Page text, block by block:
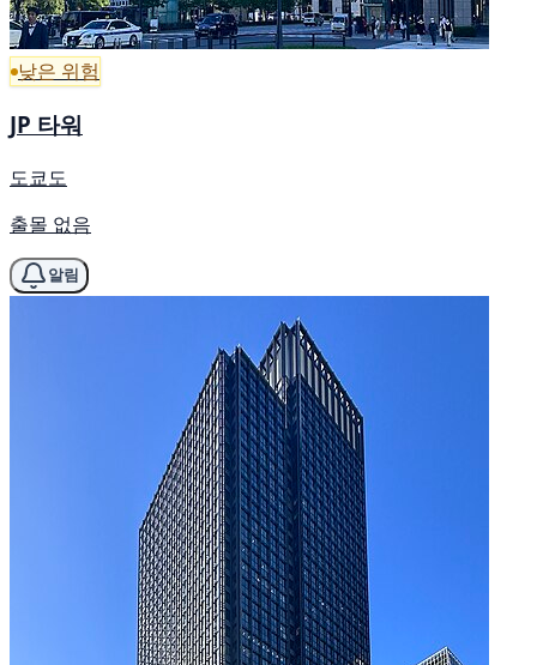
낮은 위험
JP 타워
도쿄도
출몰 없음
알림